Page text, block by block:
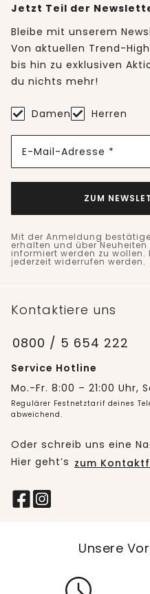
Jetzt Teil der
Bleibe mit unserem
Von aktuellen Trend-
bis hin zu exklusiven
du nichts mehr!
Damen Herren
E-Mail-Adresse *
ZUM
Mit der Anmeldung
erhalten und über
informiert werden zu wollen.
jederzeit widerrufen werden.
Kontaktiere uns
0800 / 5 654 222
Service Hotline
Mo.-Fr. 8:00 – 21:00 Uhr,
Regulärer Festnetztarif deines
abweichend.
Oder schreib uns eine
Hier geht’s zum
Unsere